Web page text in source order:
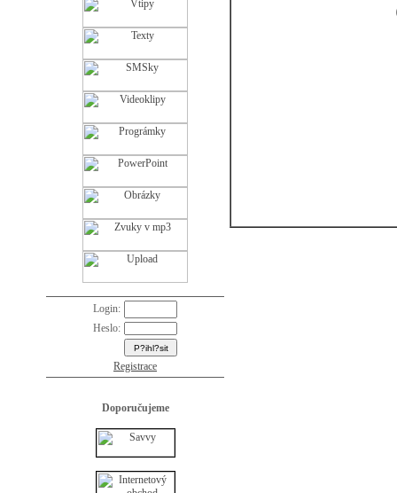
Login:
Heslo:
Registrace
Doporučujeme